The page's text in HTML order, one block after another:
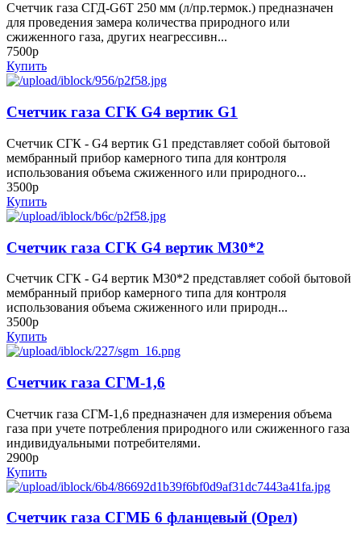
Счетчик газа СГД-G6Т 250 мм (л/пр.термок.) предназначен
для проведения замера количества природного или
сжиженного газа, других неагрессивн...
7500р
Купить
Счетчик газа СГК G4 вертик G1
Счетчик СГК - G4 вертик G1 представляет собой бытовой
мембранный прибор камерного типа для контроля
использования объема сжиженного или природного...
3500р
Купить
Счетчик газа СГК G4 вертик М30*2
Счетчик СГК - G4 вертик М30*2 представляет собой бытовой
мембранный прибор камерного типа для контроля
использования объема сжиженного или природн...
3500р
Купить
Счетчик газа СГМ-1,6
Счетчик газа СГМ-1,6 предназначен для измерения объема
газа при учете потребления природного или сжиженного газа
индивидуальными потребителями.
2900р
Купить
Счетчик газа СГМБ 6 фланцевый (Орел)